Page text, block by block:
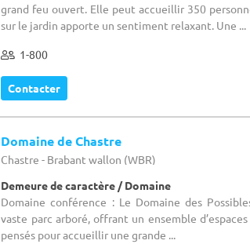
grand feu ouvert. Elle peut accueillir 350
sur le jardin apporte un sentiment relaxant. Une ...
1-800
Contacter
Domaine de Chastre
Chastre - Brabant wallon (WBR)
Demeure de caractère / Domaine
Domaine conférence : Le Domaine des
vaste parc arboré, offrant un ensemble
pensés pour accueillir une grande ...